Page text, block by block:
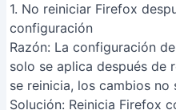
1. No reiniciar Firefox
configuración
Razón: La configuración
solo se aplica después de
se reinicia, los cambios no
Solución: Reinicia Firefox